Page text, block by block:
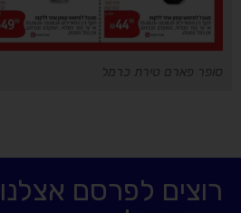
סופר פארם טירת כרמל
רוצים לפרסם